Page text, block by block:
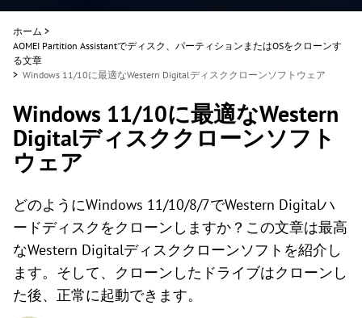
ホーム >
AOMEI Partition Assistantでディスク、パーティションまたはOSをクローンす
る文章
> Windows 11/10に最適なWestern Digitalディスククローンソフトウェア
Windows 11/10に最適なWestern
Digitalディスククローンソフト
ウェア
どのようにWindows 11/10/8/7でWestern Digitalハ
ードディスクをクローンしますか？この文章は最高
なWestern Digitalディスククローンソフトを紹介し
ます。そして、クローンしたドライブはクローンし
た後、正常に起動できます。